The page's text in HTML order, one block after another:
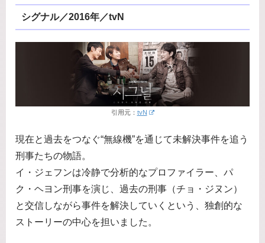
シグナル／2016年／tvN
引用元： tvN
現在と過去をつなぐ“無線機”を通じて未解決事件を追う
刑事たちの物語。
イ・ジェフンは冷静で分析的なプロファイラー、パ
ク・ヘヨン刑事を演じ、過去の刑事（チョ・ジヌン）
と交信しながら事件を解決していくという、独創的な
ストーリーの中心を担いました。